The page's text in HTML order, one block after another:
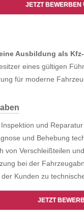
JETZT BEWERBEN
Ausbildung als
eines gültigen
für moderne
und
und Behebung
von Verschleißteilen
bei der
Kunden zu
JETZT